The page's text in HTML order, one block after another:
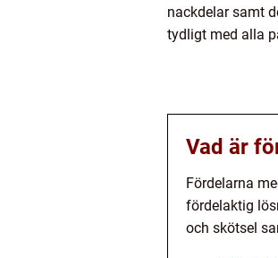
nackdelar samt
tydligt med alla
Vad är
Fördelarna
fördelaktig
och skötsel